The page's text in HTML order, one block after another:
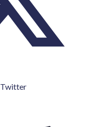
Twitter